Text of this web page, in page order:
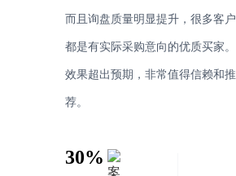
而且询盘质量明显提升，很多客户
都是有实际采购意向的优质买家。
效果超出预期，非常值得信赖和推
荐。
30%